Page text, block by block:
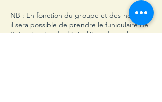
NB : En fonction du groupe et des horaires
il sera possible de prendre le funiculaire de
St Luc (moins de dénivelé) et de prolonger